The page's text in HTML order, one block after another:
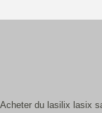
Acheter du lasilix lasix